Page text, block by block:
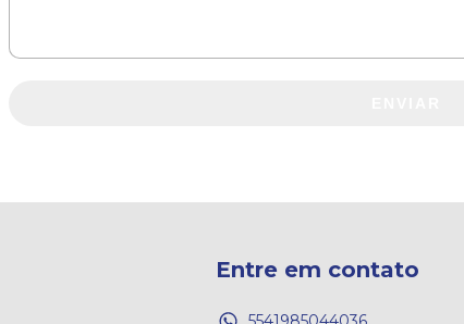
Entre em contato